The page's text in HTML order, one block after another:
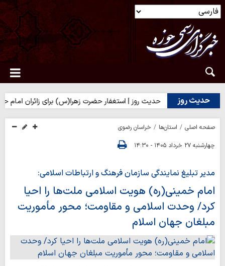
حدیث روزحق حدیث روز | استغفار حضرت زهرا(س) برای زائران امام حسین(ع)
صفحه اصلی استان‌ها
خراسان رضوی
چهارشنبه ۲۷ خرداد ۱۴۰۵ - ۱۴:۳۰
مدیر تبلیغ نمایندگی سازمان فرهنگ و ارتباطات اسلامی:
امام خمینی(ره) هویت اسلامی ملت‌ها را احیا
کرد/ وحدت اسلامی و مقاومت؛ محور مأموریت
مبلغان جهان اسلام